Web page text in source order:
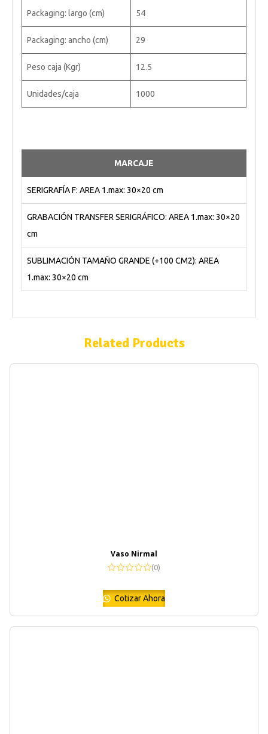
Packaging: largo (cm) 54
Packaging: ancho (cm) 29
Peso caja (Kgr) 12.5
Unidades/caja 1000
MARCAJE
SERIGRAFÍA F: AREA 1.max: 30×20 cm
GRABACIÓN TRANSFER SERIGRÁFICO: AREA 1.max: 30×20
cm
SUBLIMACIÓN TAMAÑO GRANDE (+100 CM2): AREA
1.max: 30×20 cm
Related Products
Vaso Nirmal
(0)
Cotizar Ahora